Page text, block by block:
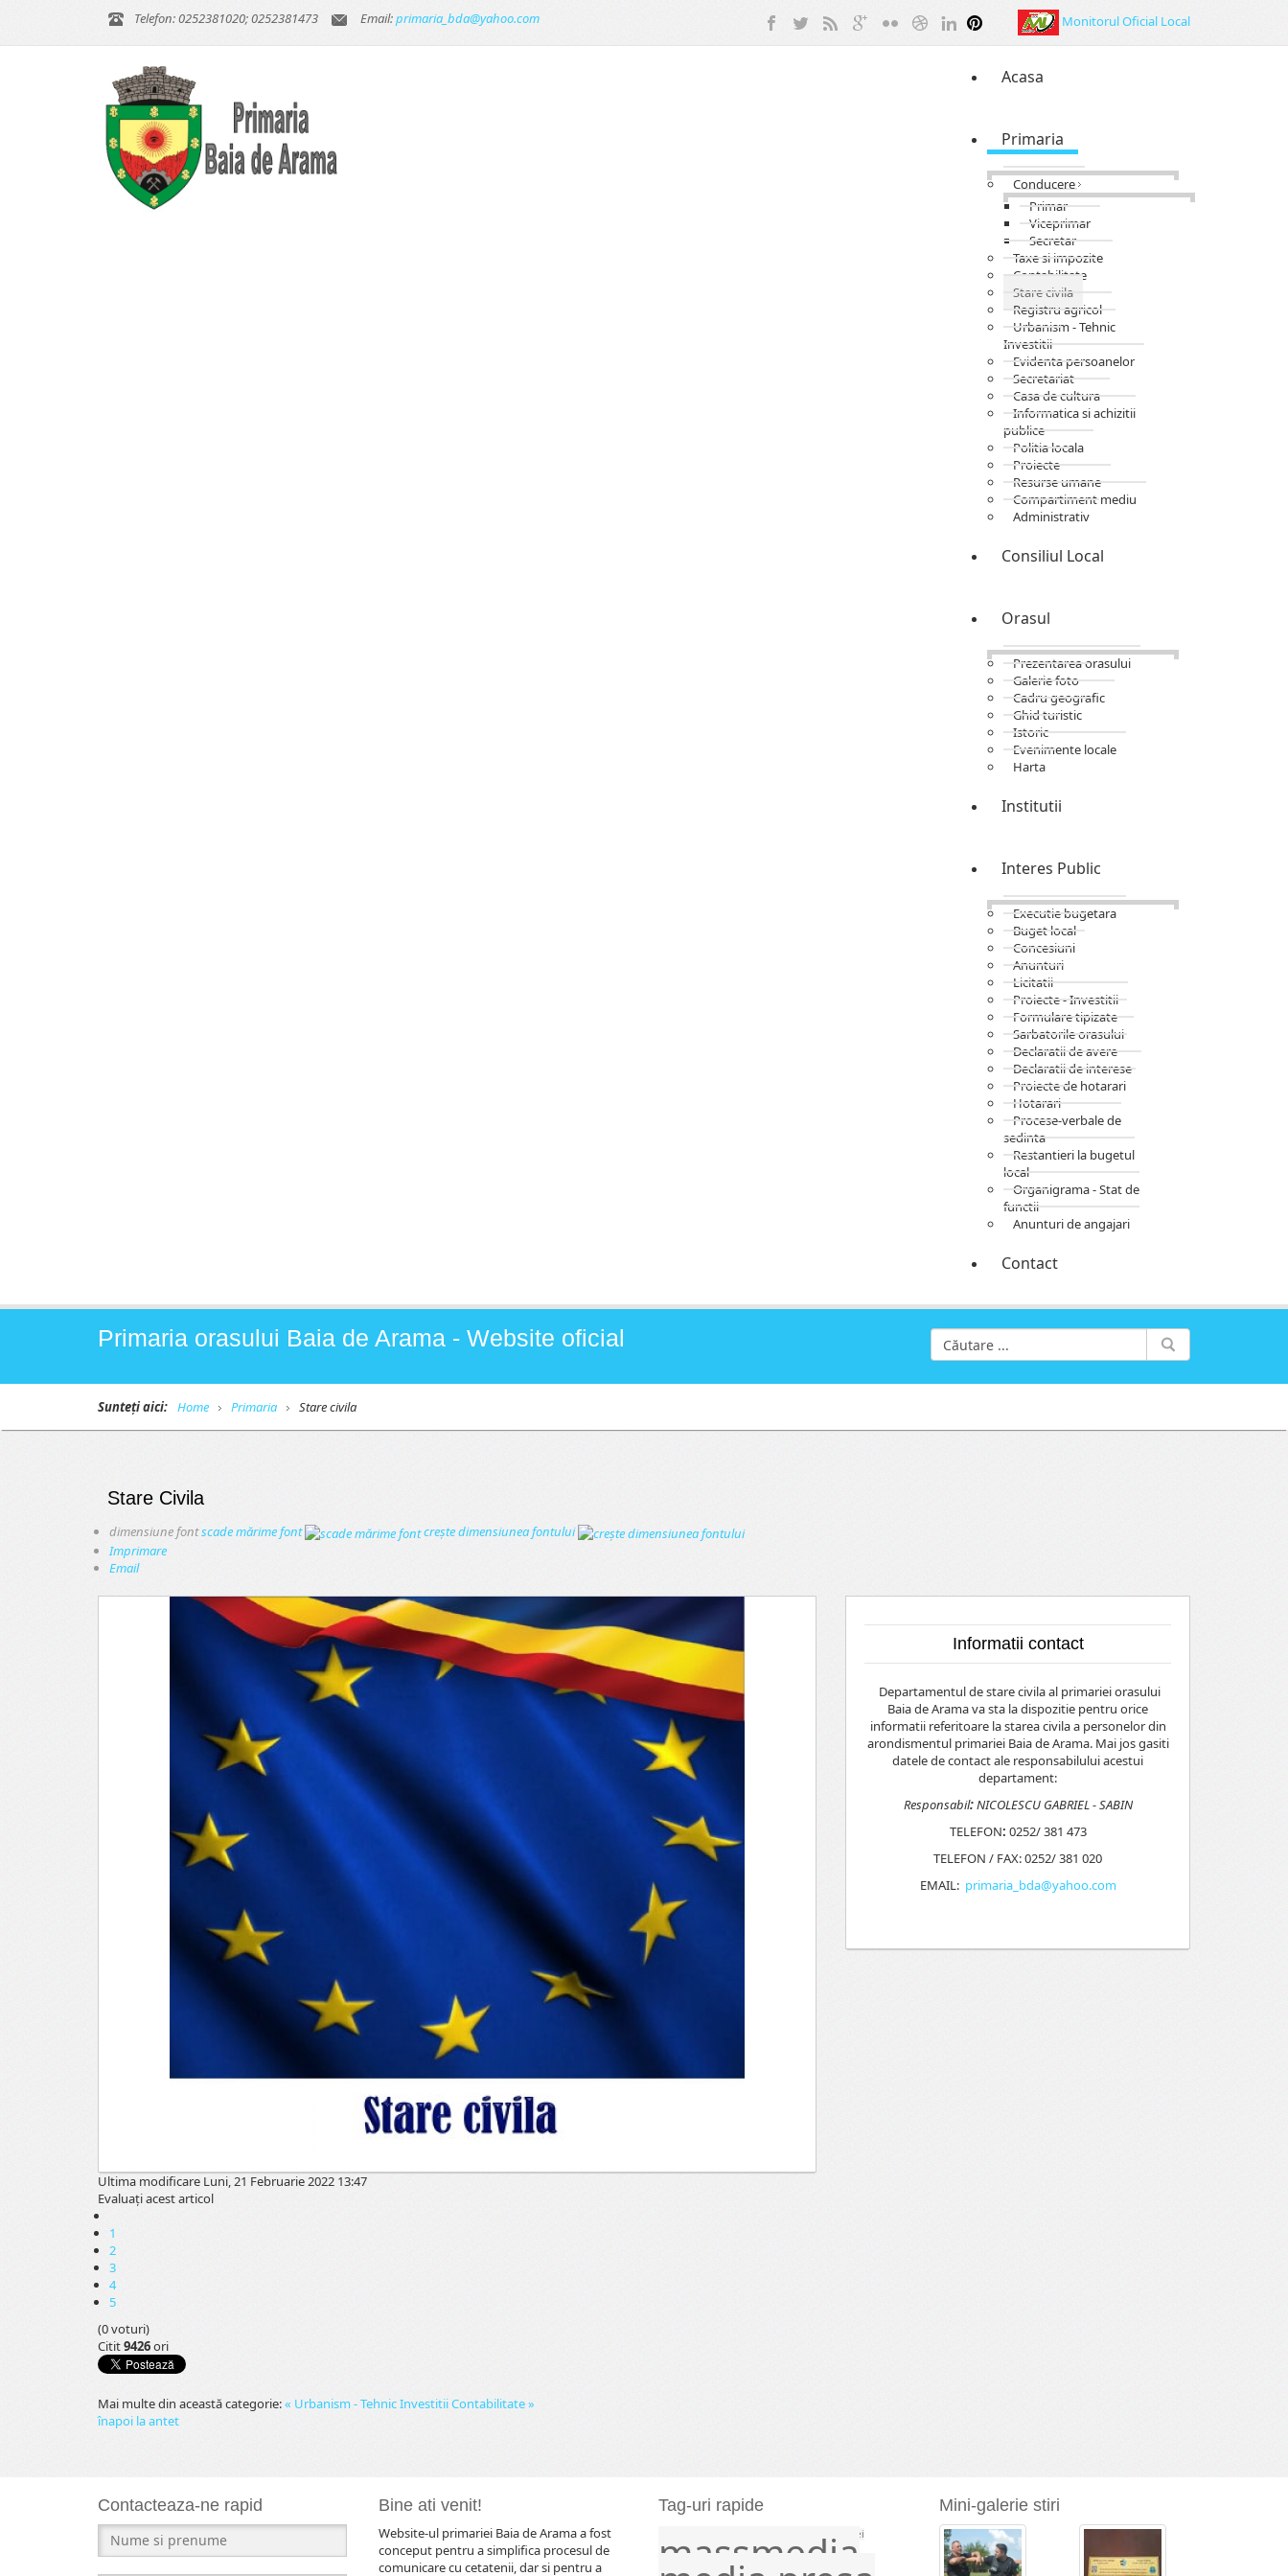
Telefon: 0252381020; 0252381473 Email:primaria_bda@yahoo.com Monitorul Oficial Local
Acasa
Primaria
Conducere
Primar
Viceprimar
Secretar
Taxe si impozite
Contabilitate
Stare civila
Registru agricol
Urbanism - Tehnic
Investitii
Evidenta persoanelor
Secretariat
Casa de cultura
Informatica si achizitii
publice
Politia locala
Proiecte
Resurse umane
Compartiment mediu
Administrativ
Consiliul Local
Orasul
Prezentarea orasului
Galerie foto
Cadru geografic
Ghid turistic
Istoric
Evenimente locale
Harta
Institutii
Interes Public
Executie bugetara
Buget local
Concesiuni
Anunturi
Licitatii
Proiecte - Investitii
Formulare tipizate
Sarbatorile orasului
Declaratii de avere
Declaratii de interese
Proiecte de hotarari
Hotarari
Procese-verbale de
sedinta
Restantieri la bugetul
local
Organigrama - Stat de
functii
Anunturi de angajari
Contact
Primaria orasului Baia de Arama - Website oficial
Sunteți aici: Home Primaria Stare civila
Stare Civila
dimensiune fontscade mărime font
creşte dimensiunea fontului
Imprimare
Email
Informatii contact
Departamentul de stare civila al primariei orasului
Baia de Arama va sta la dispozitie pentru orice
informatii referitoare la starea civila a personelor din
arondismentul primariei Baia de Arama. Mai jos gasiti
datele de contact ale responsabilului acestui
departament:
Responsabil:NICOLESCU GABRIEL - SABIN
TELEFON: 0252/ 381 473
TELEFON / FAX: 0252/ 381 020
EMAIL: primaria_bda@yahoo.com
Ultima modificare Luni, 21 Februarie 2022 13:47
Evaluaţi acest articol
1
2
3
4
5
(0 voturi)
Citit9426ori
Mai multe din această categorie:« Urbanism - Tehnic InvestitiiContabilitate »
înapoi la antet
Contacteaza-ne rapid Bine ati venit!
Website-ul primariei Baia de Arama a fost
conceput pentru a simplifica procesul de
comunicare cu cetatenii, dar si pentru a
Tag-uri rapide
frontierei
massmedia
Mini-galerie stiri